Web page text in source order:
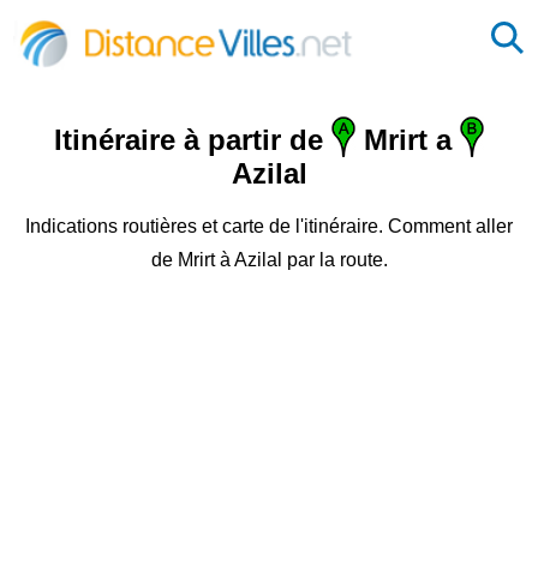
Itinéraire à partir de
Mrirt a
Azilal
Indications routières et carte de l'itinéraire. Comment aller
de Mrirt à Azilal par la route.